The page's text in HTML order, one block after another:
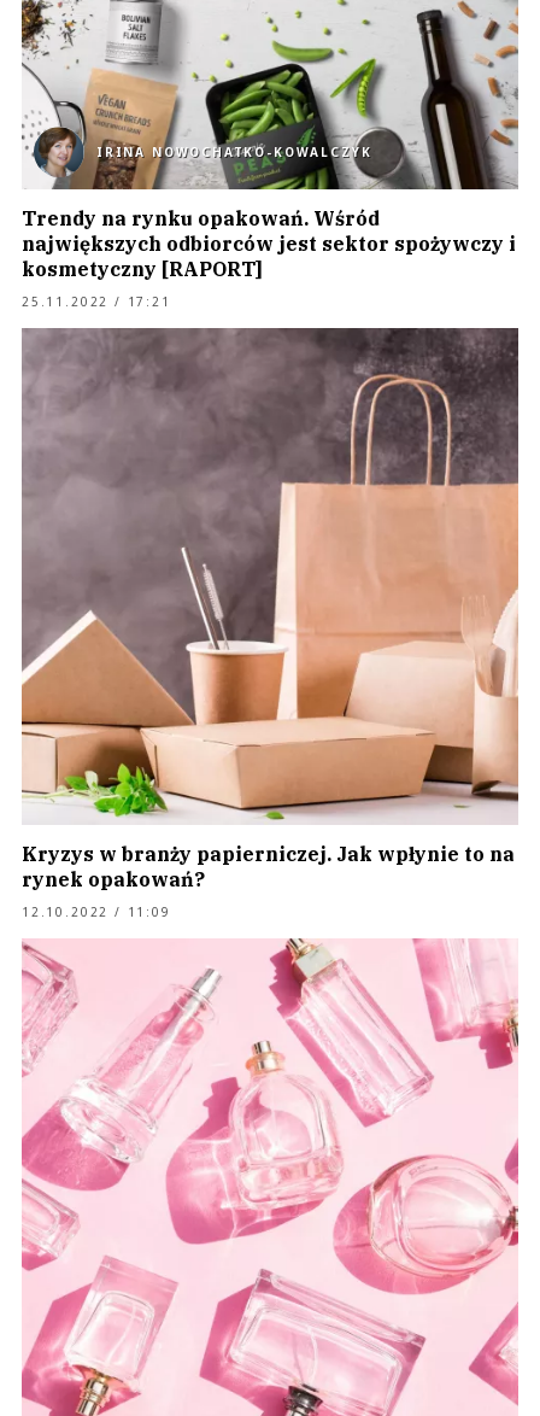
IRINA NOWOCHATKO-KOWALCZYK
Trendy na rynku opakowań. Wśród
największych odbiorców jest sektor spożywczy i
kosmetyczny [RAPORT]
25.11.2022 / 17:21
Kryzys w branży papierniczej. Jak wpłynie to na
rynek opakowań?
12.10.2022 / 11:09